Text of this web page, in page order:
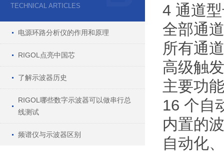
TECHNICAL ARTICLES
电源环路分析仪的作用和原理
RIGOL点亮中国芯
了解示波器历史
RIGOL哪些数字示波器可以做串行总
线测试
频谱仪与示波器区别
4 通道
全部通
所有通
高级触
主要功能
16 个自
内置的
自动化